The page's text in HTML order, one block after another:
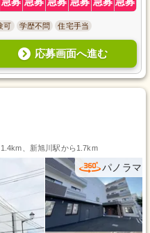
可 学歴不問 住宅手当
応募画面へ進む
、新旭川駅から1.7km
パノラマ